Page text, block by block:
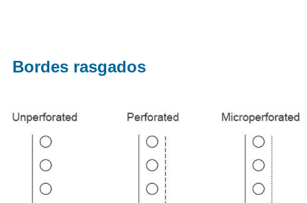
Bordes rasgados